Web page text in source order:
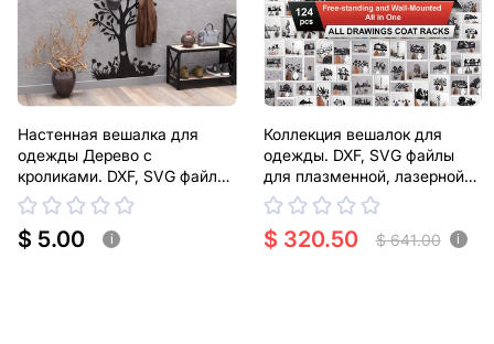
Настенная вешалка для
одежды Дерево с
кроликами. DXF, SVG файлы
для плазменной, лазерной
резки
$ 5.00 i
Коллекция вешалок для
одежды. DXF, SVG файлы
для плазменной, лазерной
резки
$ 320.50 $ 641.00 i